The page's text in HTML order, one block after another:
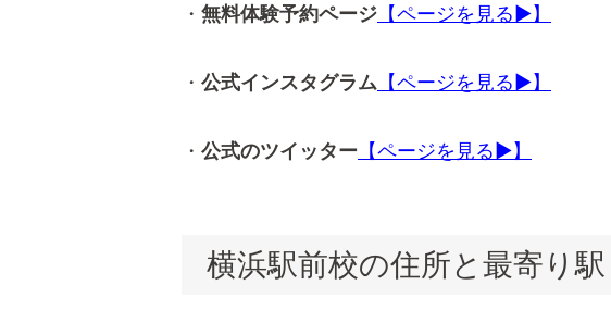
・ 無料体験予約ページ 【ページを見る▶】
・ 公式インスタグラム 【ページを見る▶】
・ 公式のツイッター 【ページを見る▶】
横浜駅前校の住所と最寄り駅